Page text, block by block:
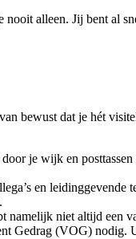
alleen. Jij bent al
bewust dat je hét
je wijk en
en leidinggevende
namelijk niet altijd een
Gedrag (VOG) nodig.